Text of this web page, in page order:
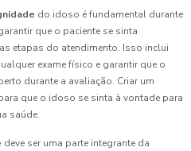
do idoso é fundamental durante
que o paciente se sinta
etapas do atendimento. Isso inclui
exame físico e garantir que o
durante a avaliação. Criar um
que o idoso se sinta à vontade para
saúde.
deve ser uma parte integrante da